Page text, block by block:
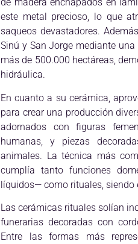
este metal precioso, lo que
saqueos devastadores.
Sinú y San Jorge mediante
más de 500.000 hectáreas,
hidráulica.
En cuanto a su cerámica,
para crear una producción
adornados con figuras
humanas, y piezas
animales. La técnica más
cumplía tanto funciones
líquidos— como rituales, siendo
Las cerámicas rituales solían
funerarias decoradas con
Entre las formas más